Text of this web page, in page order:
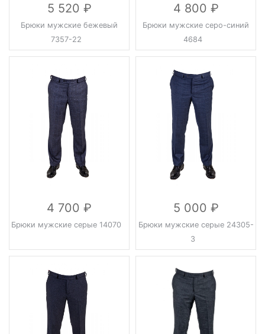
5 520
Брюки мужские бежевый
7357-22
4 800
Брюки мужские серо-синий
4684
4 700
Брюки мужские серые 14070
5 000
Брюки мужские серые 24305-
3